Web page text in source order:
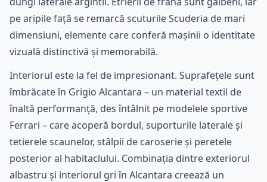
pe aripile față se remarcă scuturile Scuderia de mari
dimensiuni, elemente care conferă mașinii o identitate
vizuală distinctivă și memorabilă.
Interiorul este la fel de impresionant. Suprafețele sunt
îmbrăcate în Grigio Alcantara – un material textil de
înaltă performanță, des întâlnit pe modelele sportive
Ferrari – care acoperă bordul, suporturile laterale și
tetierele scaunelor, stâlpii de caroserie și peretele
posterior al habitaclului. Combinația dintre exteriorul
albastru și interiorul gri în Alcantara creează un